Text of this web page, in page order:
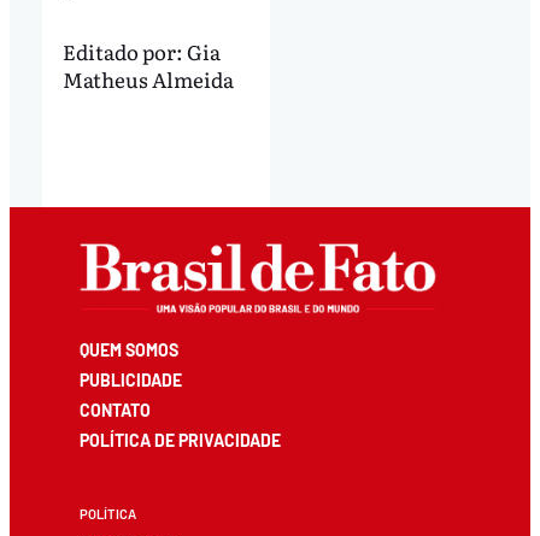
Editado por: Gia
Matheus Almeida
QUEM SOMOS
PUBLICIDADE
CONTATO
POLÍTICA DE PRIVACIDADE
POLÍTICA